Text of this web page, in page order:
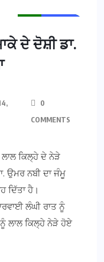
ਦੇ ਦੋਸ਼ੀ ਡਾ.
0
COMMENTS
ਕਿਲ੍ਹੇ ਦੇ ਨੇੜੇ
ਉਮਰ ਨਬੀ ਦਾ ਜੰਮੂ
ਦਿੱਤਾ ਹੈ।
ਲੰਘੀ ਰਾਤ ਨੂੰ
ਲਾਲ ਕਿਲ੍ਹੇ ਨੇੜੇ ਹੋਏ